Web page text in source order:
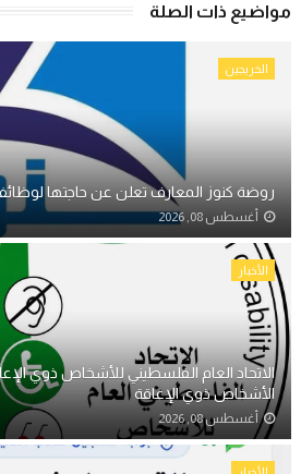
مواضيع ذات الصلة
الخريجين
روضة كنوز المعارف تعلن عن حاجتها
أغسطس 08, 2026
الأخبار
الاتحاد العام الفلسطيني للأشخاص ذوي
الأشخاص ذوي الإعاقة
أغسطس 08, 2026